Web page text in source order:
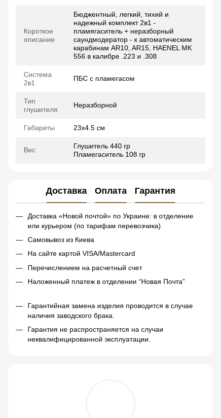
Короткое
описание
Бюджентный, легкий, тихий и
надежный комплект 2в1 -
пламягаситель + неразборный
саундмодератор - к автоматическим
карабинам АR10, AR15, HAENEL MK
556 в калибре .223 и .308
Система
2в1
ПБС с пламегасом
Тип
глушителя
Неразборной
Габариты 23х4.5 см
Вес
Глушитель 440 гр
Пламегаситель 108 гр
Доставка Оплата Гарантия
Доставка «Новой почтой» по Украине: в отделение
или курьером (по тарифам перевозчика)
Самовывоз из Киева
На сайте картой VISA/Mastercard
Перечислением на расчетный счет
Наложенный платеж в отделении “Новая Почта”
Гарантийная замена изделия проводится в случае
наличия заводского брака.
Гарантия не распространяется на случаи
неквалифицированной эксплуатации.